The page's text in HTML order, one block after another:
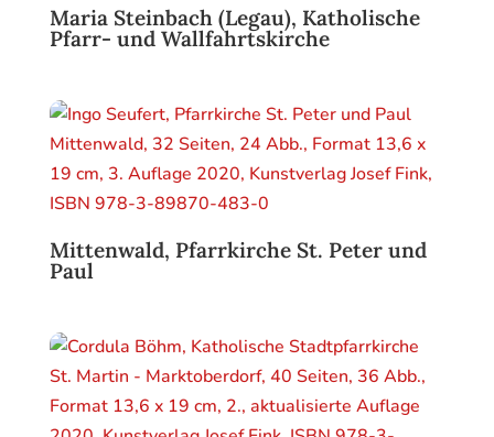
Maria Steinbach (Legau), Katholische
Pfarr- und Wallfahrtskirche
Mittenwald, Pfarrkirche St. Peter und
Paul